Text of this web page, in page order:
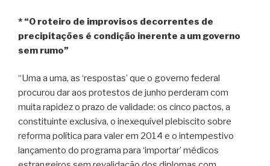
* “O roteiro de improvisos decorrentes de
precipitações é condição inerente a um governo
sem rumo”
“Uma a uma, as ‘respostas’ que o governo federal
procurou dar aos protestos de junho perderam com
muita rapidez o prazo de validade: os cinco pactos, a
constituinte exclusiva, o inexequível plebiscito sobre
reforma política para valer em 2014 e o intempestivo
lançamento do programa para ‘importar’ médicos